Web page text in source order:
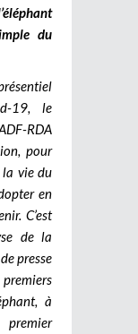
du
19, le
RDA
pour
vie du
en
C’est
de la
presse
à